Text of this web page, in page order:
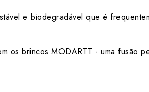
e biodegradável que é
os brincos MODARTT - uma fusão